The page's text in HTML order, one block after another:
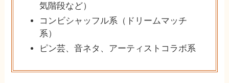
気階段など）
コンビシャッフル系（ドリームマッチ
系）
ピン芸、音ネタ、アーティストコラボ系